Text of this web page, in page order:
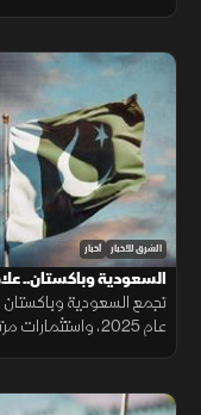
الشرق للأخبار أخبار
السعودية وباكستان..
تجمع السعودية وباكستان